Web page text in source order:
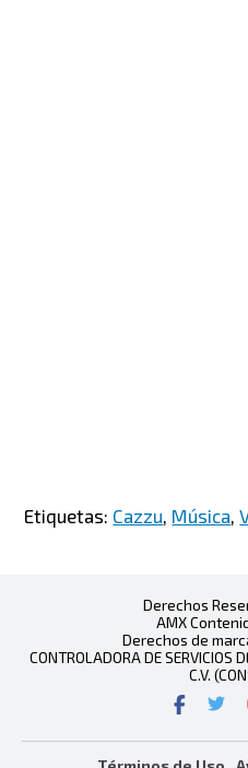
Etiquetas: Cazzu, Música,
Derechos
AMX
Derechos de
CONTROLADORA DE SERVICIOS
C.V.